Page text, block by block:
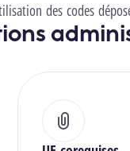
des codes